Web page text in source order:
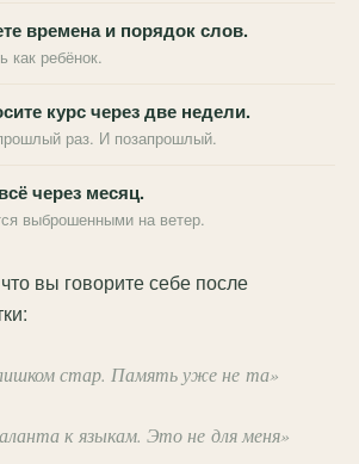
времена и порядок слов.
как ребёнок.
курс через две недели.
раз. И позапрошлый.
через месяц.
выброшенными на ветер.
вы говорите себе после
стар. Память уже не та»
к языкам. Это не для меня»